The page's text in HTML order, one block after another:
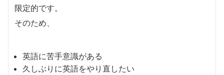
限定的です。
そのため、
英語に苦手意識がある
久しぶりに英語をやり直したい